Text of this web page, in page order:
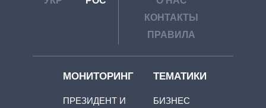
КОНТАКТЫ
ПРАВИЛА
МОНИТОРИНГ
ПРЕЗИДЕНТ И
ТЕМАТИКИ
БИЗНЕС